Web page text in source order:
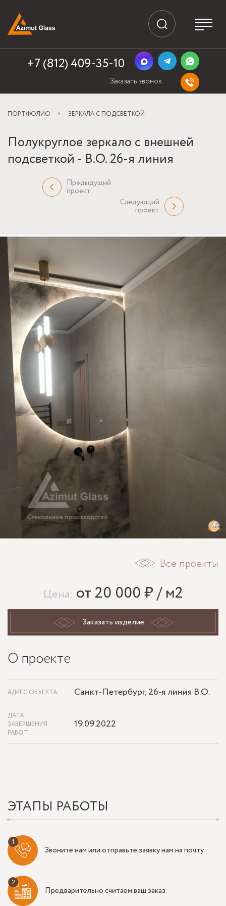
+7 (812) 409-35-10
Заказать звонок
ПОРТФОЛИО ЗЕРКАЛА С ПОДСВЕТКОЙ
Полукруглое зеркало с внешней
подсветкой - В.О. 26-я линия
Предыдущий
проект
Следующий
проект
Все проекты
Цена: от 20 000 ₽ / м2
Заказать изделие
О проекте
АДРЕС ОБЪЕКТА: Санкт-Петербург, 26-я линия В.О.
ДАТА
ЗАВЕРШЕНИЯ
РАБОТ:
19.09.2022
ЭТАПЫ РАБОТЫ
Звоните нам или отправьте заявку нам на почту
Предварительно считаем ваш заказ